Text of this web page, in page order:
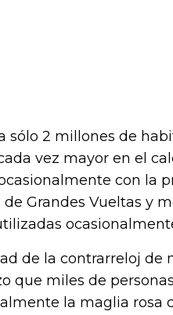
sólo 2 millones de
vez mayor en el
con la
de Grandes Vueltas y
de la contrarreloj de
que miles de
la maglia rosa